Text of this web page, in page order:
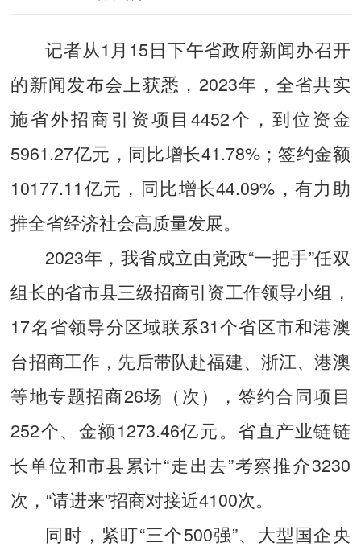
记者从1月15日下午省政府新闻办召开
的新闻发布会上获悉，2023年，全省共实
施省外招商引资项目4452个，到位资金
5961.27亿元，同比增长41.78%；签约金额
10177.11亿元，同比增长44.09%，有力助
推全省经济社会高质量发展。
2023年，我省成立由党政“一把手”任双
组长的省市县三级招商引资工作领导小组，
17名省领导分区域联系31个省区市和港澳
台招商工作，先后带队赴福建、浙江、港澳
等地专题招商26场（次），签约合同项目
252个、金额1273.46亿元。省直产业链链
长单位和市县累计“走出去”考察推介3230
次，“请进来”招商对接近4100次。
同时，紧盯“三个500强”、大型国企央